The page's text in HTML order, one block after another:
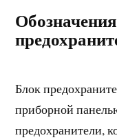
Блок
приборной
предохранители,